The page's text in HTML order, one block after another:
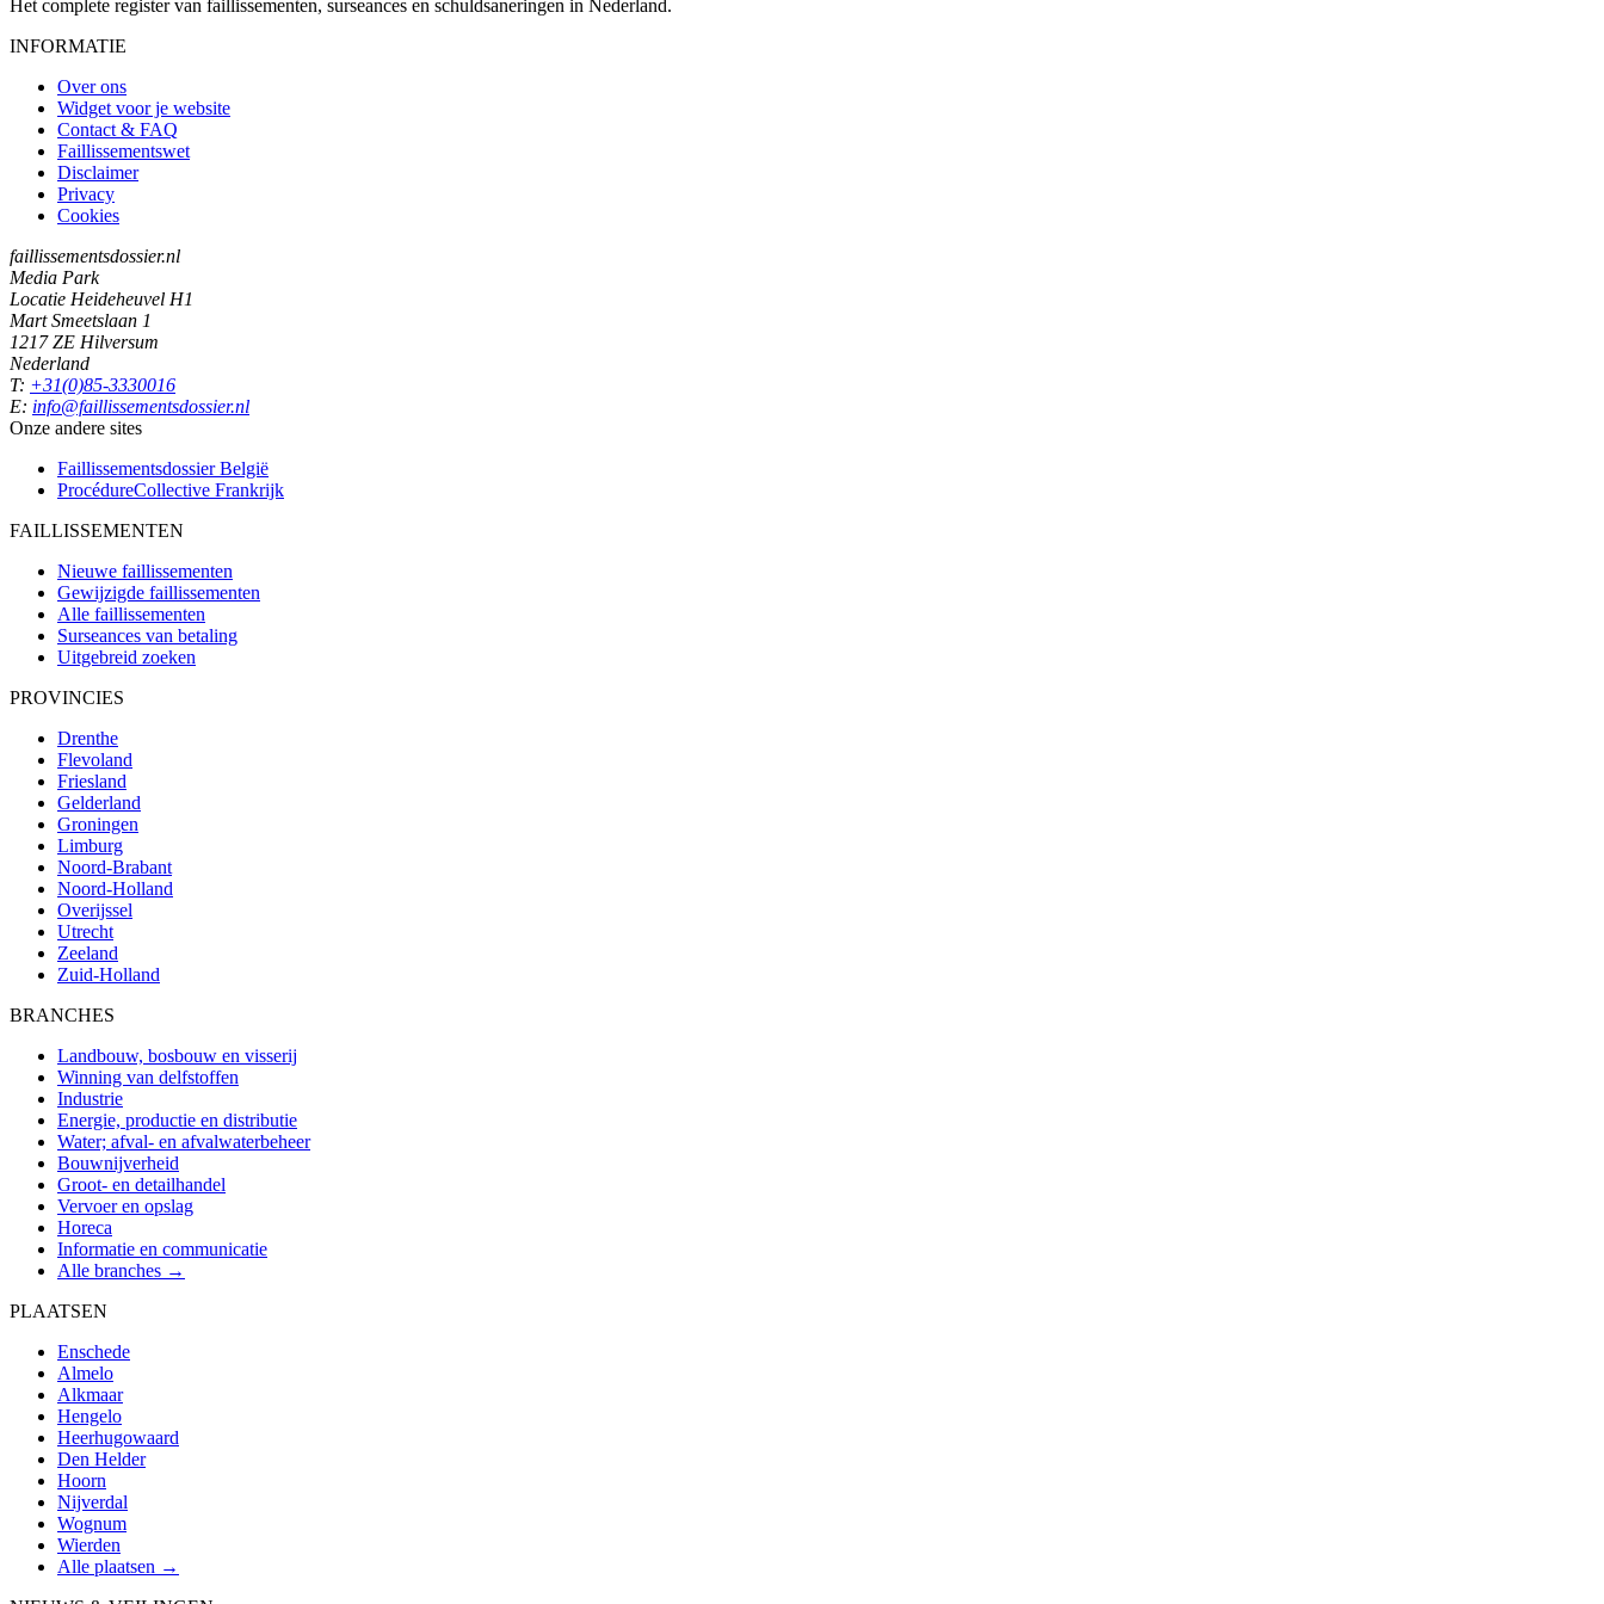
Het complete register van faillissementen, surseances en schuldsaneringen in Nederland.
INFORMATIE
Over ons
Widget voor je website
Contact & FAQ
Faillissementswet
Disclaimer
Privacy
Cookies
faillissementsdossier.nl
Media Park
Locatie Heideheuvel H1
Mart Smeetslaan 1
1217 ZE Hilversum
Nederland
T: +31(0)85-3330016
E: info@faillissementsdossier.nl
Onze andere sites
Faillissementsdossier België
ProcédureCollective Frankrijk
FAILLISSEMENTEN
Nieuwe faillissementen
Gewijzigde faillissementen
Alle faillissementen
Surseances van betaling
Uitgebreid zoeken
PROVINCIES
Drenthe
Flevoland
Friesland
Gelderland
Groningen
Limburg
Noord-Brabant
Noord-Holland
Overijssel
Utrecht
Zeeland
Zuid-Holland
BRANCHES
Landbouw, bosbouw en visserij
Winning van delfstoffen
Industrie
Energie, productie en distributie
Water; afval- en afvalwaterbeheer
Bouwnijverheid
Groot- en detailhandel
Vervoer en opslag
Horeca
Informatie en communicatie
Alle branches →
PLAATSEN
Enschede
Almelo
Alkmaar
Hengelo
Heerhugowaard
Den Helder
Hoorn
Nijverdal
Wognum
Wierden
Alle plaatsen →